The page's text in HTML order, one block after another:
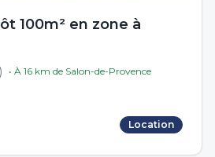
100m² en zone à
) • À 16 km de Salon-de-Provence
Location